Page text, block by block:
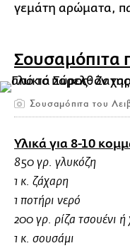
γεμάτη αρώματα,
Σουσαμόπιτα
Σουσαμόπιτα του
Υλικά για 8-10
850 γρ. γλυκόζη
1 κ. ζάχαρη
1 ποτήρι νερό
200 γρ. ρίζα τσουένι ή
1 κ. σουσάμι